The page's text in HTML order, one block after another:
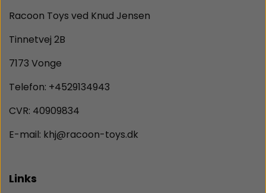
Racoon Toys ved Knud Jensen
Tinnetvej 2B
7173 Vonge
Telefon: +4529134943
CVR: 40909834
E-mail: khj@racoon-toys.dk
Links